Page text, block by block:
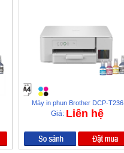
Máy in phun Brother DCP-T236
Giá: Liên hệ